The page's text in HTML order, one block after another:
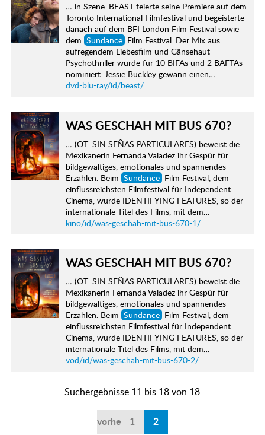
… in Szene. BEAST feierte seine Premiere auf dem
Toronto International Filmfestival und begeisterte
danach auf dem BFI London Film Festival sowie
dem Sundance Film Festival. Der Mix aus
aufregendem Liebesfilm und Gänsehaut-
Psychothriller wurde für 10 BIFAs und 2 BAFTAs
nominiert. Jessie Buckley gewann einen…
dvd-blu-ray/id/beast/
WAS GESCHAH MIT BUS 670?
… (OT: SIN SEÑAS PARTICULARES) beweist die
Mexikanerin Fernanda Valadez ihr Gespür für
bildgewaltiges, emotionales und spannendes
Erzählen. Beim Sundance Film Festival, dem
einflussreichsten Filmfestival für Independent
Cinema, wurde IDENTIFYING FEATURES, so der
internationale Titel des Films, mit dem…
kino/id/was-geschah-mit-bus-670-1/
WAS GESCHAH MIT BUS 670?
… (OT: SIN SEÑAS PARTICULARES) beweist die
Mexikanerin Fernanda Valadez ihr Gespür für
bildgewaltiges, emotionales und spannendes
Erzählen. Beim Sundance Film Festival, dem
einflussreichsten Filmfestival für Independent
Cinema, wurde IDENTIFYING FEATURES, so der
internationale Titel des Films, mit dem…
vod/id/was-geschah-mit-bus-670-2/
Suchergebnisse 11 bis 18 von 18
vorherige
1 2